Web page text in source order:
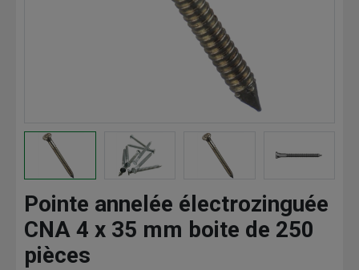
Pointe annelée électrozinguée
CNA 4 x 35 mm boite de 250
pièces